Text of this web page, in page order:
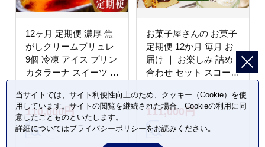
12ヶ月 定期便 濃厚 焦
がしクリームブリュレ
9個 冷凍 アイス プリン
カタラーナ スイーツ デ
子 焼き菓子 氷菓子 ギ
フト おやつ キャラメル
ミルク個 牛乳 生クリー
110,000円
お菓子屋さんの お菓子
定期便 12か月 毎月 お
届け ｜ お楽しみ 詰め
合わせ セット スコーン
リュレ ブリュレ アイス
ゼリー バスクチーズケ
ーキ 杏仁豆腐 高知県
111,000円
当サイトでは、サイト利便性向上のため、クッキー（Cookie）を使
用しています。サイトの閲覧を継続された場合、Cookieの利用に同
意したことものといたします。
詳細についてはプライバシーポリシーをお読みください。